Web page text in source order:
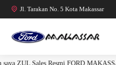
Jl. Tarakan No. 5 Kota Makassar
ZUL Sales Resmi FORD